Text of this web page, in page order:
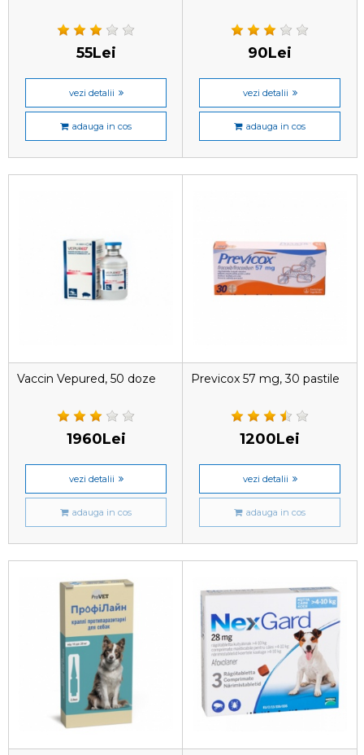
55Lei
vezi detalii
adauga in cos
90Lei
vezi detalii
adauga in cos
Vaccin Vepured, 50 doze
1960Lei
vezi detalii
adauga in cos
Previcox 57 mg, 30 pastile
1200Lei
vezi detalii
adauga in cos